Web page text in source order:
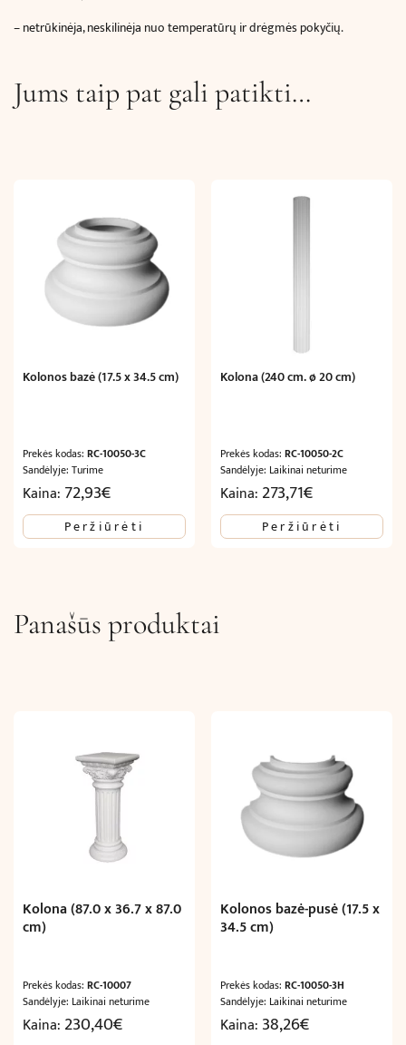
– netrūkinėja, neskilinėja nuo temperatūrų ir drėgmės pokyčių.
Jums taip pat gali patikti…
Kolonos bazė (17.5 x 34.5 cm)
Prekės kodas: RC-10050-3C
Sandėlyje: Turime
Kaina: 72,93€
Peržiūrėti
Kolona (240 cm. ø 20 cm)
Prekės kodas:RC-10050-2C
Sandėlyje: Laikinai neturime
Kaina: 273,71€
Peržiūrėti
Panašūs produktai
Kolona (87.0 x 36.7 x 87.0
cm)
Prekės kodas: RC-10007
Sandėlyje: Laikinai neturime
Kaina: 230,40€
Kolonos bazė-pusė (17.5 x
34.5 cm)
Prekės kodas:RC-10050-3H
Sandėlyje: Laikinai neturime
Kaina: 38,26€